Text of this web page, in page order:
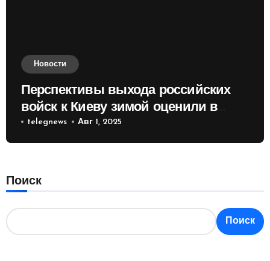
Новости
Перспективы выхода российских
войск к Киеву зимой оценили в
России
telegnews Авг 1, 2025
Поиск
Поиск